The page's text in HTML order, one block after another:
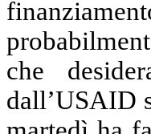
che
dall’USAID